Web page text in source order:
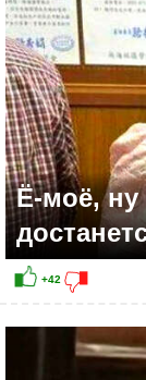
Ё-моё, ну